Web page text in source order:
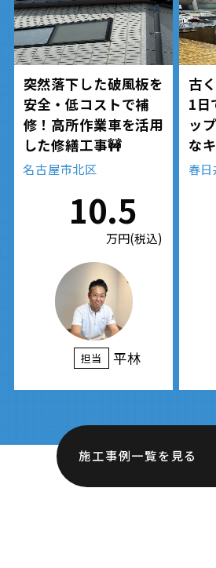
突然落下した破風板を
安全・低コストで補
修！高所作業車を活用
した修繕工事🚧
名古屋市北区
10.5
万円(税込)
担当 平林
古
1日
ッ
な
春
施工事例一覧を見る